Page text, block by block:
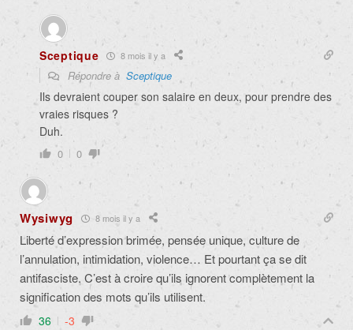
Sceptique 8 mois il y a
Répondre à Sceptique
Ils devraient couper son salaire en deux, pour prendre des
vraies risques ?
Duh.
0 0
Wysiwyg 8 mois il y a
Liberté d’expression brimée, pensée unique, culture de
l’annulation, intimidation, violence… Et pourtant ça se dit
antifasciste. C’est à croire qu’ils ignorent complètement la
signification des mots qu’ils utilisent.
36 -3